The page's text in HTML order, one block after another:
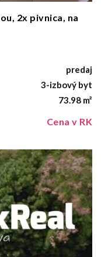
2x pivnica, na
predaj
3-izbový byt
73.98 m²
Cena v RK